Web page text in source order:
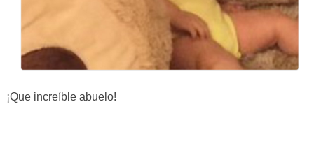
¡Que increíble abuelo!